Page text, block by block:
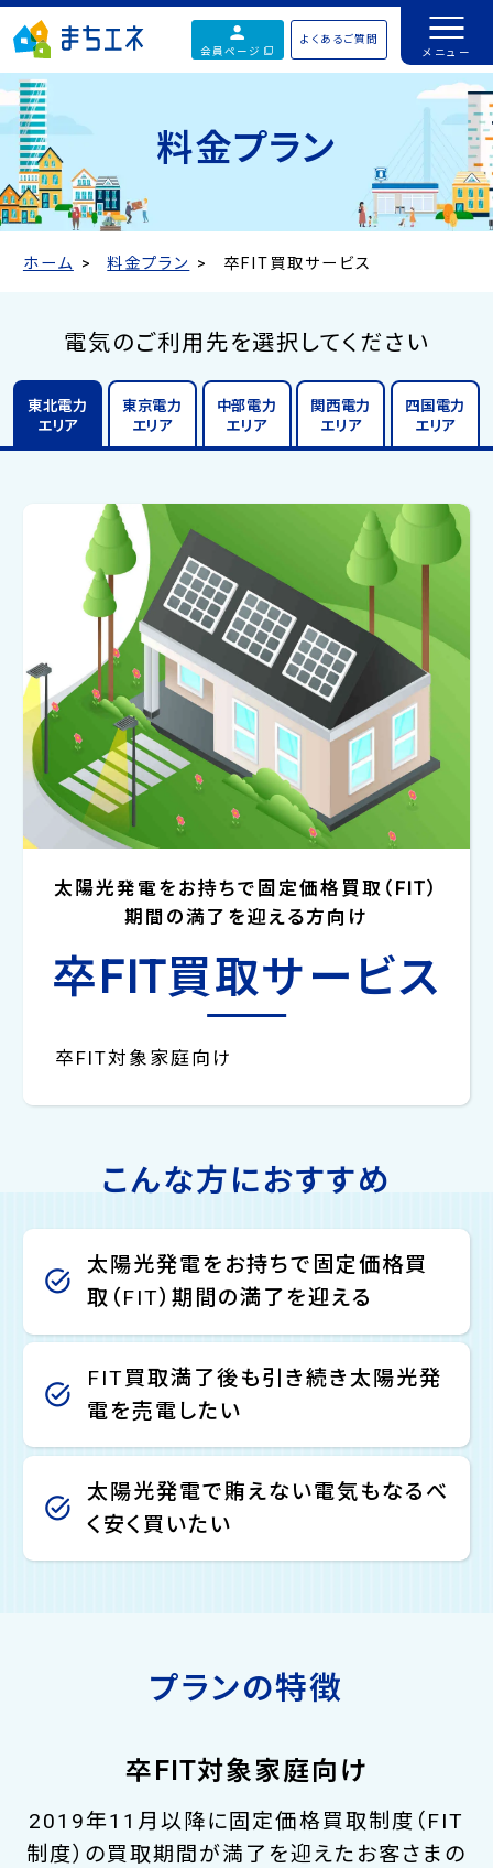
会員ページ
よくあるご質問
料金プラン
ホーム 料金プラン 卒FIT買取サービス
電気のご利用先を選択してください
東北電力
エリア
東京電力
エリア
中部電力
エリア
関西電力
エリア
四国電力
エリア
太陽光発電をお持ちで固定価格買取（FIT）
期間の満了を迎える方向け
卒FIT買取サービス
卒FIT対象家庭向け
こんな方におすすめ
太陽光発電をお持ちで固定価格買
取（FIT）期間の満了を迎える
FIT買取満了後も引き続き太陽光発
電を売電したい
太陽光発電で賄えない電気もなるべ
く安く買いたい
プランの特徴
卒FIT対象家庭向け
2019年11月以降に固定価格買取制度（FIT
制度）の買取期間が満了を迎えたお客さまの